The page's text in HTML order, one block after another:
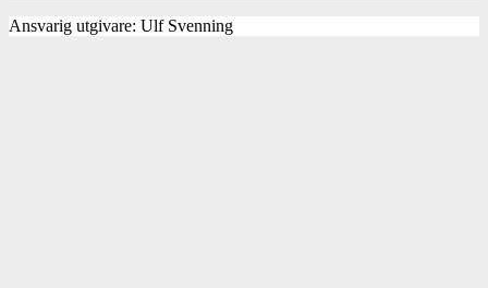
Ansvarig utgivare: Ulf Svenning